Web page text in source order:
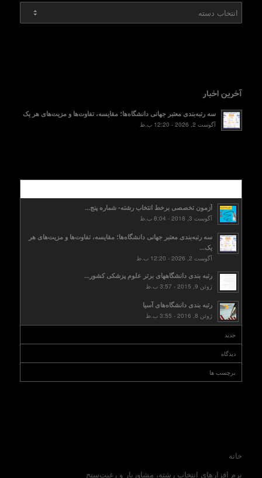
دسته‌ها
آخرین اخبار
سه رتبه‌بندی معتبر جهانی دانشگاه‌ها؛ مقایسه، تفاوت‌ها و مزیت‌های هر یک
آگوست 2, 2026 - 12:20 ب.ظ
آزمون تخصصی برخط انتخاب رشته- شماره پنج...
آگوست 3, 2018 - 8:04 ب.ظ
سه رتبه‌بندی معتبر جهانی دانشگاه‌ها؛ مقایسه، تفاوت‌ها و مزیت‌های هر
یک...
آگوست 2, 2026 - 12:20 ب.ظ
رتبه بندی دانشگاههای برتر علوم پزشکی کشور...
ژوئن 9, 2015 - 3:57 ب.ظ
رتبه بندی دانشگاه‌های آسیا
ژوئن 8, 2016 - 3:55 ب.ظ
جدید
دیدگاه
برچسب ها
خانه
نرم افزارهای انتخاب رشته، مشاوریار و رغبت‌سنج